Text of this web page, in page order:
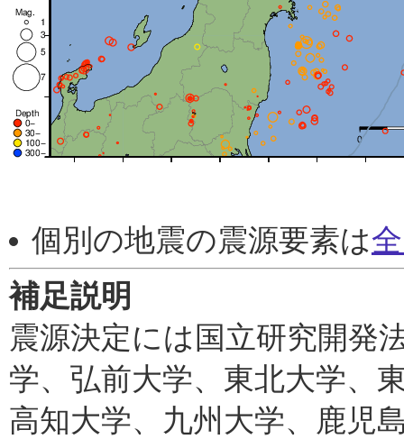
個別の地震の震源要素は
補足説明
震源決定には国立研究開発
学、弘前大学、東北大学、
高知大学、九州大学、鹿児